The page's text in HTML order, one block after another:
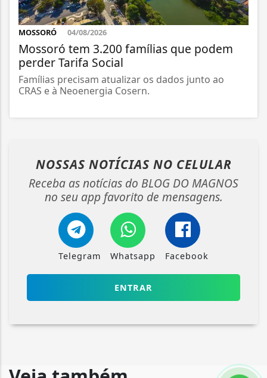
MOSSORÓ 04/08/2026
Mossoró tem 3.200 famílias que podem
perder Tarifa Social
Famílias precisam atualizar os dados junto ao
CRAS e à Neoenergia Cosern.
NOSSAS NOTÍCIAS NO CELULAR
Receba as notícias do BLOG DO MAGNOS
no seu app favorito de mensagens.
Telegram Whatsapp Facebook
ENTRAR